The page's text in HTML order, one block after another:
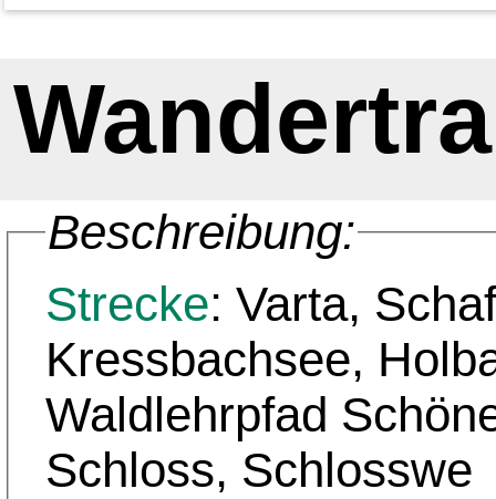
Beschreibung:
Strecke: Varta,
Kressbachsee,
Waldlehrpfad
Schloss, Schlosswe